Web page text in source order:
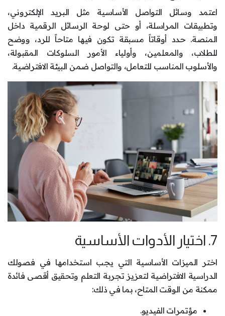
اعتمد وسائل التواصل الأساسية مثل البريد الإلكتروني،
وتطبيقات المراسلة، أو حتى لوحة الرسائل الرقمية داخل
المنصة. حدد أوقاتاً مسبقة تكون فيها متاحاً للرد، ووضح
للطلاب، والمعلمين، وأولياء الأمور السلوكات المقبولة،
والأسلوب المناسب للتعامل، والتواصل ضمن البيئة الافتراضية.
7. اختيار الأدوات الأساسية
اختر الميزات الأساسية التي يجب استخدامها في فصولك
الدراسية الافتراضية لتعزيز تجربة التعلم وتحقيق أقصى فائدة
ممكنة من الوقت المتاح، بما في ذلك:
مؤتمرات الفيديو.